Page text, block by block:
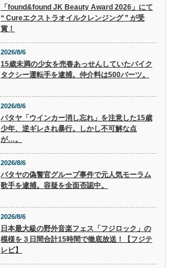
「found&found JK Beauty Award 2026」にて
“ Cureエクストラオイルクレンジング ” が受
賞！
2026/8/6
15歳未満の少女を売春あっせんしていたバイク
タクシー運転手を逮捕。仲介料は500バーツ。
2026/8/6
パタヤ「ウインカー消し忘れ」を注意した15歳
少年、逆ギレされ暴行。しかし不可解な点
が…。
2026/8/6
パタヤの偽警官グループ事件で元人気モーラム
歌手を逮捕。容疑を全面否認中。
2026/8/6
日本最大級の野外音楽フェス「フジロック」の
模様を３日間合計15時間で徹底放送！【フジテ
レビ】